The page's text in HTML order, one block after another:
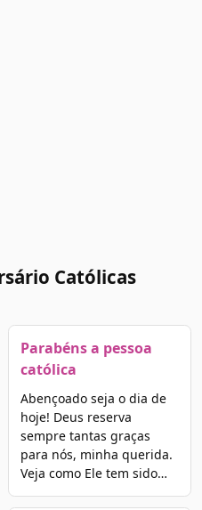
Católicas
Parabéns a pessoa
católica
Abençoado seja o dia de
hoje! Deus reserva
sempre tantas graças
para nós, minha querida.
Veja como Ele tem sido…